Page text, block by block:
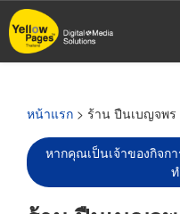
ข้าม
ไป
หน้าแรก > ร้าน ปืนเบญจพร
หากคุณเป็นเจ้าของกิจก